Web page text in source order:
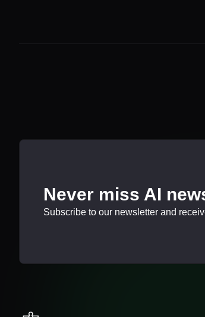
Never miss AI
Subscribe to our newsletter and